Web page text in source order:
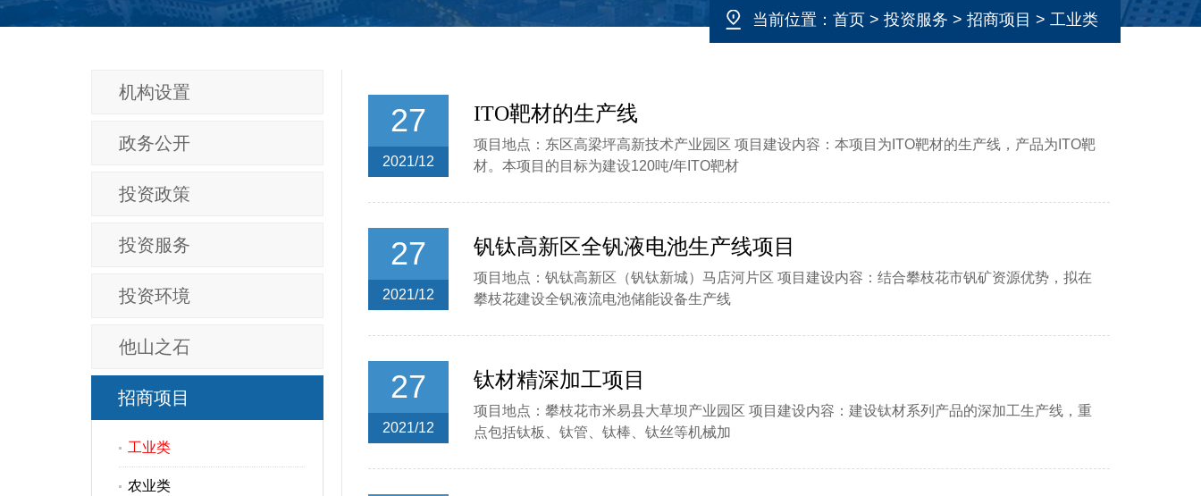
当前位置： 首页 > 投资服务 > 招商项目 > 工业类
机构设置
政务公开
投资政策
投资服务
投资环境
他山之石
招商项目
工业类
农业类
27
2021/12
ITO靶材的生产线
项目地点：东区高梁坪高新技术产业园区 项目建设内容：本项目为ITO靶材的生产线，产品为ITO靶
材。本项目的目标为建设120吨/年ITO靶材
27
2021/12
钒钛高新区全钒液电池生产线项目
项目地点：钒钛高新区（钒钛新城）马店河片区 项目建设内容：结合攀枝花市钒矿资源优势，拟在
攀枝花建设全钒液流电池储能设备生产线
27
2021/12
钛材精深加工项目
项目地点：攀枝花市米易县大草坝产业园区 项目建设内容：建设钛材系列产品的深加工生产线，重
点包括钛板、钛管、钛棒、钛丝等机械加